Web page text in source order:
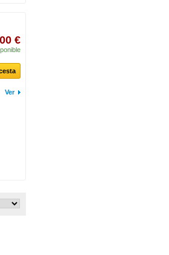
€
Ver